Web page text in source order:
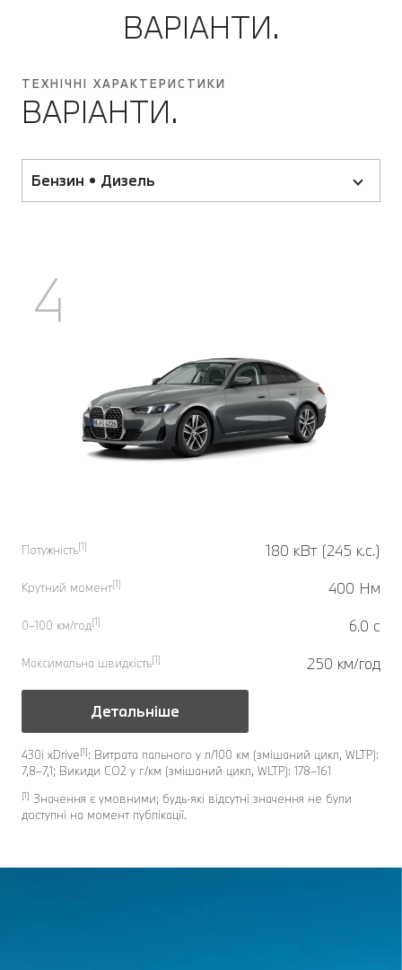
ВАРІАНТИ.
ТЕХНІЧНІ ХАРАКТЕРИСТИКИ
ВАРІАНТИ.
Бензин • Дизель
4
Потужність[1] 180 кВт (245 к.с.)
Крутний момент[1] 400 Нм
0–100 км/год[1] 6.0 с
Максимальна швидкість[1] 250 км/год
Детальніше
430i xDrive[1]: Витрата пального у л/100 км (змішаний цикл, WLTP):
7,8–7,1; Викиди CO2 у г/км (змішаний цикл, WLTP): 178–161
[1] Значення є умовними; будь-які відсутні значення не були
доступні на момент публікації.